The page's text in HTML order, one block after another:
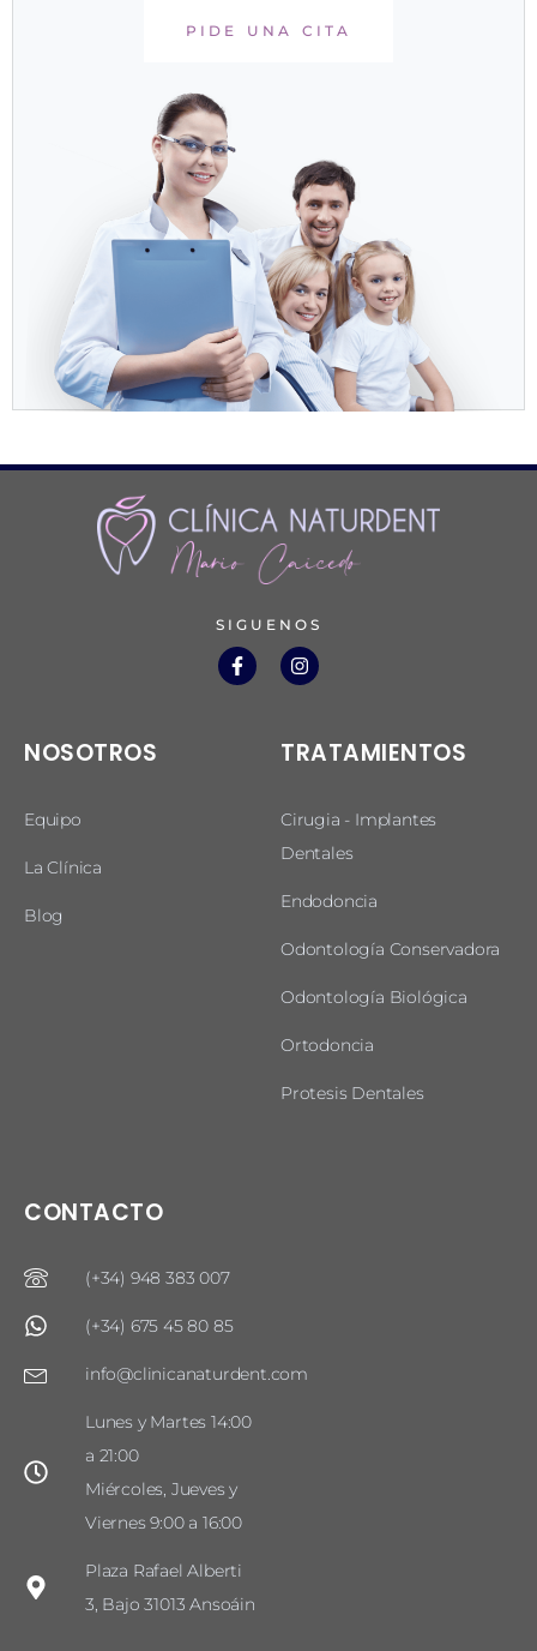
PIDE UNA CITA
SIGUENOS
NOSOTROS
Equipo
La Clínica
Blog
TRATAMIENTOS
Cirugia - Implantes
Dentales
Endodoncia
Odontología Conservadora
Odontología Biológica
Ortodoncia
Protesis Dentales
CONTACTO
(+34) 948 383 007
(+34) 675 45 80 85
info@clinicanaturdent.com
Lunes y Martes 14:00
a 21:00
Miércoles, Jueves y
Viernes 9:00 a 16:00
Plaza Rafael Alberti
3, Bajo 31013 Ansoáin